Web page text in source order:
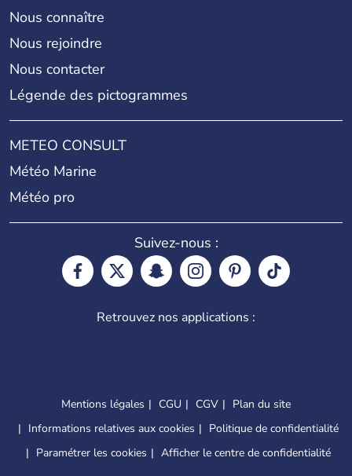
Nous connaître
Nous rejoindre
Nous contacter
Légende des pictogrammes
METEO CONSULT
Météo Marine
Météo pro
Suivez-nous :
Retrouvez nos applications :
Mentions légales CGU CGV
Plan du site
Informations relatives aux cookies
Politique de confidentialité
Paramétrer les cookies
Afficher le centre de confidentialité